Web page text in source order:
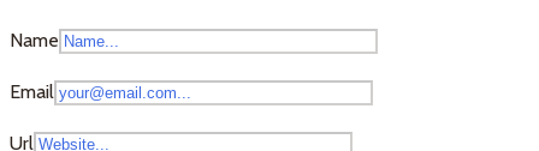
Name
Email
Url